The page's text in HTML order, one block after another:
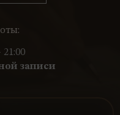
записи